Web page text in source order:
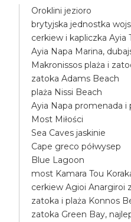
Oroklini jezioro
brytyjska jednostka
cerkiew i kapliczka Ayia
Ayia Napa Marina,
Makronissos plaża i
zatoka Adams Beach
plaża Nissi Beach
Ayia Napa promenada i
Most Miłości
Sea Caves jaskinie
Cape greco półwysep
Blue Lagoon
most Kamara Tou
cerkiew Agioi Anargiroi
zatoka i plaża Konnos
zatoka Green Bay,